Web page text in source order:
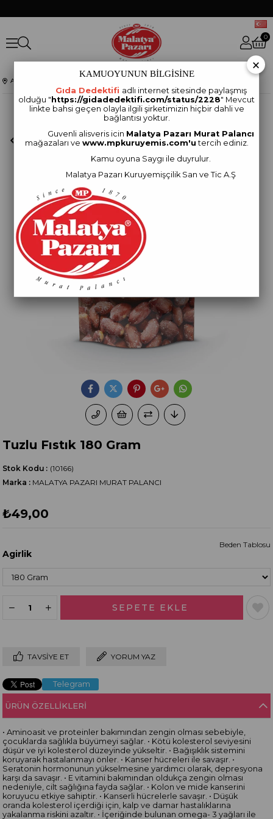
0
Anasayfa
Tuzlu Fıstık 180 Gram
(10166)
Stok Kodu
Marka : MALATYA PAZARI MURAT PALANCI
₺49,00
Agirlik
Beden Tablosu
TAVSIYE ET YORUM YAZ
Telegram
ÜRÜN ÖZELLIKLERI
• Aminoasit ve proteinler bakımından zengin olması sebebiyle,
çocuklarda sağlıkla büyümeyi sağlar. • Kötü kolesterol seviyesini
düşür ve iyi kolesterol düzeyinde yükseltir. • Bağışıklık sistemini
koruyarak hastalanmayı önler. • Kanser hücreleri ile savaşır. •
Seratonin hormonunun yükselmesine yardımcı olarak, depresyona
karşı da savaşır. • E vitamini bakımından oldukça zengin olması
nedeniyle, cilt sağlığına fayda sağlar. • Kolon ve mide kanserini
koruyucu etkiye sahiptir. • Kanserli hücrelerle savaşır. • Düşük
oranda kolesterol içerdiği için, kalp ve damar hastalıklarına
yakalanma riskini azaltır. • İçeriğinde bulunan omega- 3 yağları ile
×
KAMUOYUNUN BİLGİSİNE
Gıda Dedektifi adlı internet sitesinde paylaşmış
olduğu " https://gidadedektifi.com/status/2228" Mevcut
linkte bahsi geçen olayla ilgili şirketimizin hiçbir dahli ve
bağlantısı yoktur.
Guvenli alisveris icin Malatya Pazarı Murat Palancı
mağazaları ve www.mpkuruyemis.com'u tercih ediniz.
Kamu oyuna Saygı ile duyrulur.
Malatya Pazarı Kuruyemişçilik San ve Tic A.Ş